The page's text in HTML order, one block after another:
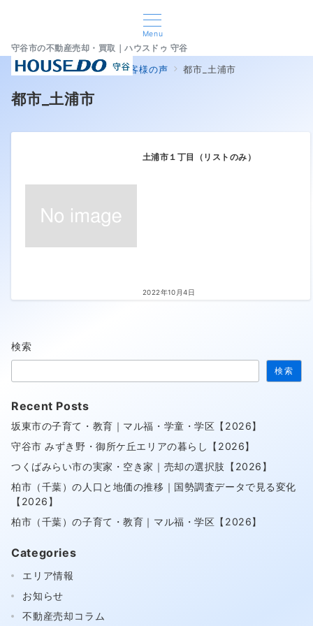
Menu
守谷市の不動産売却・買取｜ハウスドゥ 守谷
home 売却査定実績とお客様の声 都市_土浦市
都市_土浦市
土浦市１丁目（リストのみ）
2022年10月4日
検索
検索
Recent Posts
坂東市の子育て・教育｜マル福・学童・学区【2026】
守谷市 みずき野・御所ケ丘エリアの暮らし【2026】
つくばみらい市の実家・空き家｜売却の選択肢【2026】
柏市（千葉）の人口と地価の推移｜国勢調査データで見る変化
【2026】
柏市（千葉）の子育て・教育｜マル福・学区【2026】
Categories
エリア情報
お知らせ
不動産売却コラム